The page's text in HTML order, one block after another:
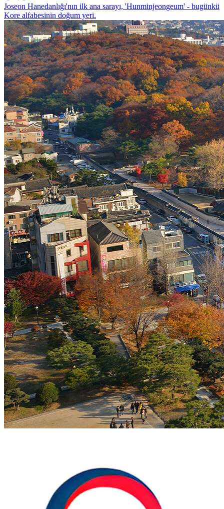
Joseon Hanedanlığı'nın ilk ana sarayı, 'Hunminjeongeum' - bugünkü
Kore alfabesinin doğum yeri.